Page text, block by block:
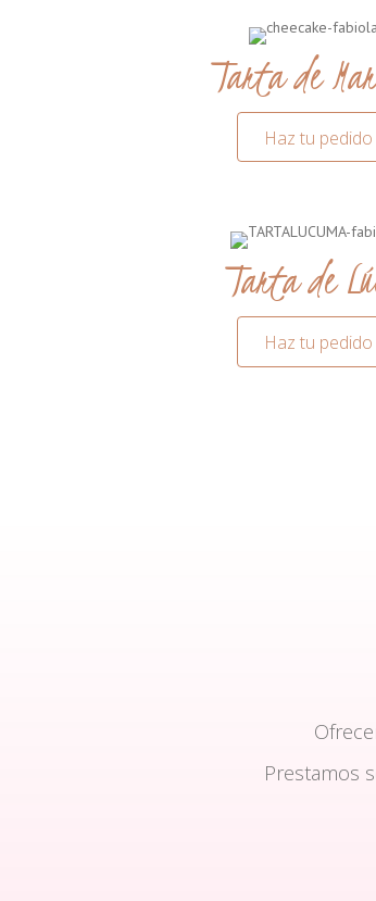
Tarta de
Haz tu pedido
Tarta de
Haz tu pedido
Prestamos